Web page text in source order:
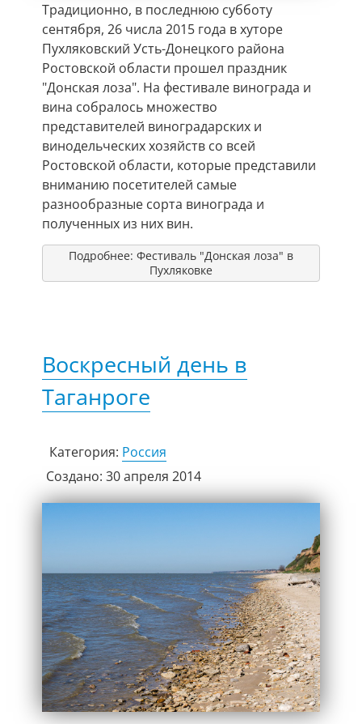
Традиционно, в последнюю субботу
сентября, 26 числа 2015 года в хуторе
Пухляковский Усть-Донецкого района
Ростовской области прошел праздник
"Донская лоза". На фестивале винограда и
вина собралось множество
представителей виноградарских и
винодельческих хозяйств со всей
Ростовской области, которые представили
вниманию посетителей самые
разнообразные сорта винограда и
полученных из них вин.
Подробнее: Фестиваль "Донская лоза" в
Пухляковке
Воскресный день в
Таганроге
Категория: Россия
Создано: 30 апреля 2014